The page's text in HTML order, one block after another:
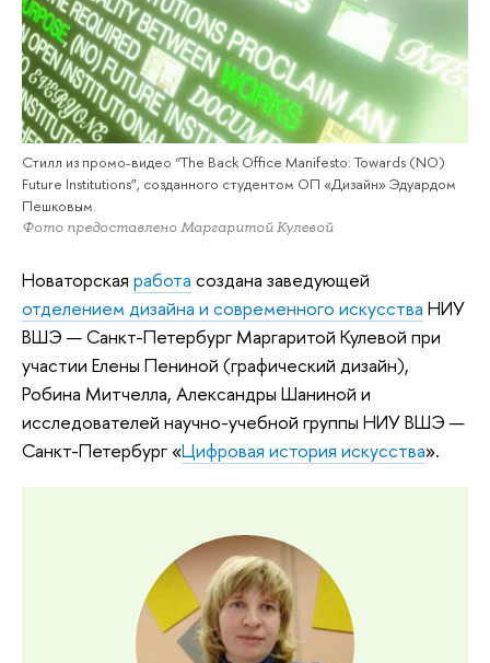
Стилл из промо-видео “The Back Office Manifesto: Towards (NO)
Future Institutions”, созданного студентом ОП «Дизайн» Эдуардом
Пешковым.
Фото предоставлено Маргаритой Кулевой
Новаторская работа создана заведующей
отделением дизайна и современного искусства НИУ
ВШЭ — Санкт-Петербург Маргаритой Кулевой при
участии Елены Пениной (графический дизайн),
Робина Митчелла, Александры Шаниной и
исследователей научно-учебной группы НИУ ВШЭ —
Санкт-Петербург «Цифровая история искусства».